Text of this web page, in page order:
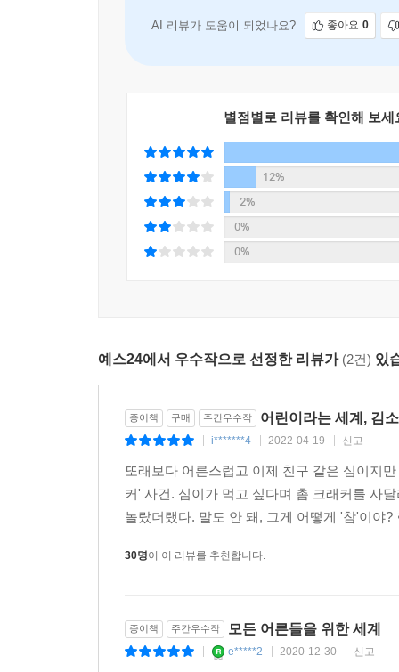
다음 세대를 맞이하는 ‘남의 집 어른’의 역할
않듯이, 비양육자라고 해서 어린이에 대해 무지
만나기 때문에, 어린이가 사회 구성원으로서 누
있다. 가족의 사랑 이외에 ‘남의 집 어른’의 정중
나는 ‘남의 집 애’라는 말이 좋았다. 그러면 나는 ‘
좋아하고 샘내고 안심하고 걱정하면서 ‘남의
어린이의 초콜릿을 지퍼백에 넣어 주고, 어머
어린이를 내쫓거나, 어린이를 일부러 울리고는
어른에게도 좋은 세상이라는 뜻이다. 양육자가
존중하는 태도를 익혀야 하는 이유가 바로 여기
어린이에 대해 생각하다 보면 장애인, 성소수자
자라서 어른이 되기 때문에 소수자라기보다는
늘 새로운 어린이가 온다. 달리 표현하면 세상
AI 리뷰가 도움이 되었나요? 좋아요 0
별점별로 리뷰를 확인해 보세
12%
2%
0%
0%
예스24에서 우수작으로 선정한 리뷰가 (2건) 있
종이책 구매 주간우수작 어린이라는 세계, 김
i*******4 2022-04-19 신고
또래보다 어른스럽고 이제 친구 같은 심이지
커' 사건. 심이가 먹고 싶다며 촘 크래커를 사
놀랐더랬다. 말도 안 돼, 그게 어떻게 '참'이야
30명이 이 리뷰를 추천합니다.
종이책 주간우수작 모든 어른들을 위한 세계
e*****2 2020-12-30 신고